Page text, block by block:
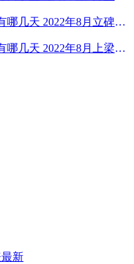
2022年8月立碑最佳吉日日期有哪几天 2022年8月立碑吉日查询
2022年8月上梁最佳吉日日期有哪几天 2022年8月上梁的黄道吉日
新